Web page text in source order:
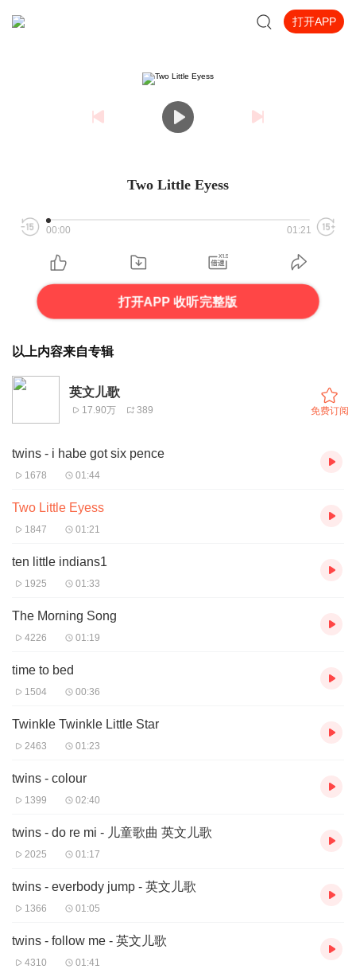
打开APP
Two Little Eyess
00:00 01:21
打开APP 收听完整版
以上内容来自专辑
英文儿歌
17.90万 389 免费订阅
twins - i habe got six pence
1678 01:44
Two Little Eyess
1847 01:21
ten little indians1
1925 01:33
The Morning Song
4226 01:19
time to bed
1504 00:36
Twinkle Twinkle Little Star
2463 01:23
twins - colour
1399 02:40
twins - do re mi - 儿童歌曲 英文儿歌
2025 01:17
twins - everbody jump - 英文儿歌
1366 01:05
twins - follow me - 英文儿歌
4310 01:41